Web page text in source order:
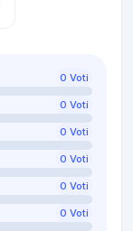
0 Voti
0 Voti
0 Voti
0 Voti
0 Voti
0 Voti